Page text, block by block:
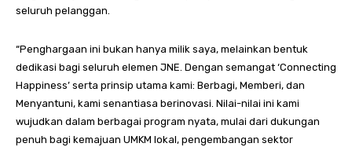
seluruh pelanggan.
“Penghargaan ini bukan hanya milik saya, melainkan bentuk
dedikasi bagi seluruh elemen JNE. Dengan semangat ‘Connecting
Happiness’ serta prinsip utama kami: Berbagi, Memberi, dan
Menyantuni, kami senantiasa berinovasi. Nilai-nilai ini kami
wujudkan dalam berbagai program nyata, mulai dari dukungan
penuh bagi kemajuan UMKM lokal, pengembangan sektor